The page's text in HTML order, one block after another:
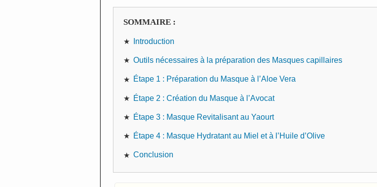
SOMMAIRE :
Introduction
Outils nécessaires à la préparation des Masques capillaires
Étape 1 : Préparation du Masque à l’Aloe Vera
Étape 2 : Création du Masque à l’Avocat
Étape 3 : Masque Revitalisant au Yaourt
Étape 4 : Masque Hydratant au Miel et à l’Huile d’Olive
Conclusion